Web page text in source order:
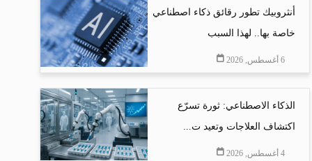
أنثروبيك تطور رقائق ذكاء اصطناعي
خاصة بها.. لهذا السبب
6 أغسطس, 2026
الذكاء الاصطناعي: ثورة تسرّع
اكتشاف العلاجات وتعيد ت...
4 أغسطس, 2026